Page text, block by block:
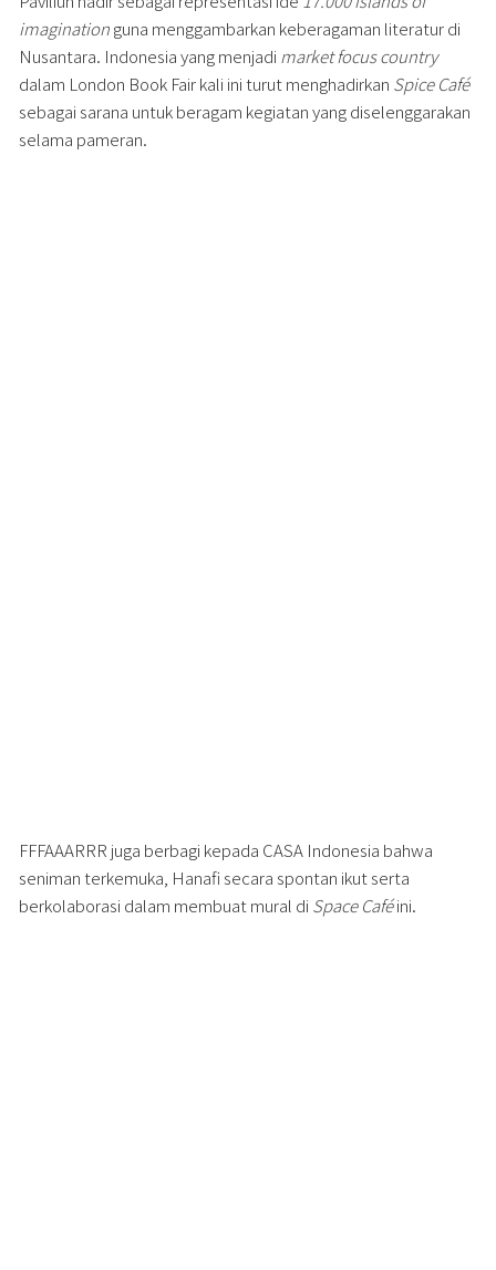
imaginationguna menggambarkan keberagaman literatur di
Nusantara. Indonesia yang menjadi market focus country
dalam London Book Fair kali ini turut menghadirkan Spice Café
sebagai sarana untuk beragam kegiatan yang diselenggarakan
selama pameran.
FFFAAARRR juga berbagi kepada CASA Indonesia bahwa
seniman terkemuka, Hanafi secara spontan ikut serta
berkolaborasi dalam membuat mural di Space Caféini.